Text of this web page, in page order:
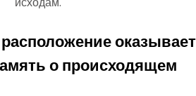
оказывает
о происходящем